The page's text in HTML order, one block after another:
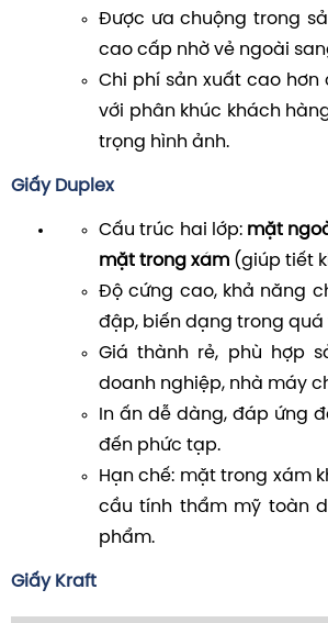
Được ưa chuộng trong
cao cấp nhờ vẻ ngoài
Chi phí sản xuất cao
với phân khúc khách
trọng hình ảnh.
Giấy Duplex
Cấu trúc hai lớp: mặt
mặt trong xám (giúp tiết
Độ cứng cao, khả năng
đập, biến dạng trong quá
Giá thành rẻ, phù hợp
doanh nghiệp, nhà máy
In ấn dễ dàng, đáp ứng
đến phức tạp.
Hạn chế: mặt trong xám
cầu tính thẩm mỹ toàn
phẩm.
Giấy Kraft